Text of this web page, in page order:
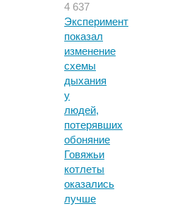
4 637
Эксперимент
показал
изменение
схемы
дыхания
у
людей,
потерявших
обоняние
Говяжьи
котлеты
оказались
лучше